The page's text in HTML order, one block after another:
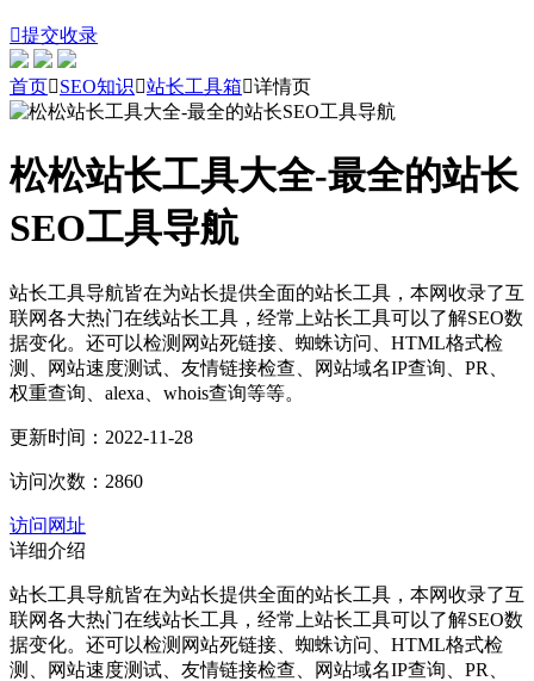
提交收录
首页SEO知识站长工具箱详情页
松松站长工具大全-最全的站长
SEO工具导航
站长工具导航皆在为站长提供全面的站长工具，本网收录了互
联网各大热门在线站长工具，经常上站长工具可以了解SEO数
据变化。还可以检测网站死链接、蜘蛛访问、HTML格式检
测、网站速度测试、友情链接检查、网站域名IP查询、PR、
权重查询、alexa、whois查询等等。
更新时间：2022-11-28
访问次数：2860
访问网址
详细介绍
站长工具导航皆在为站长提供全面的站长工具，本网收录了互
联网各大热门在线站长工具，经常上站长工具可以了解SEO数
据变化。还可以检测网站死链接、蜘蛛访问、HTML格式检
测、网站速度测试、友情链接检查、网站域名IP查询、PR、